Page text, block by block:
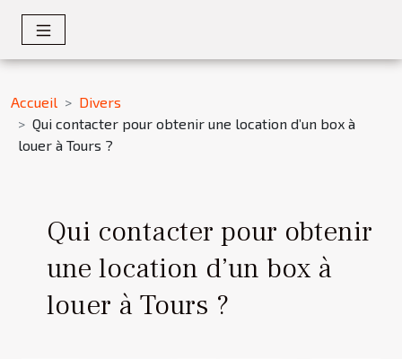
Accueil
Divers
Qui contacter pour obtenir une location d’un box à
louer à Tours ?
Qui contacter pour obtenir
une location d’un box à
louer à Tours ?